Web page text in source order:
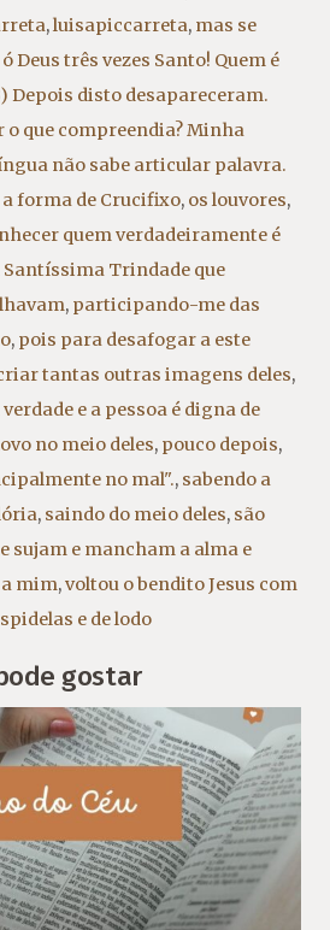
,luisapiccarreta, mas se
ó Deus três vezes Santo! Quem é
Depois disto desapareceram.
o que compreendia? Minha
não sabe articular palavra.
forma de Crucifixo, os louvores,
quem verdadeiramente é
Trindade que
, participando-me das
, pois para desafogar a este
tantas outras imagens deles,
e a pessoa é digna de
no meio deles, pouco depois,
no mal"., sabendo a
, saindo do meio deles, são
sujam e mancham a alma e
mim,voltou o bendito Jesus com
e de lodo
gostar